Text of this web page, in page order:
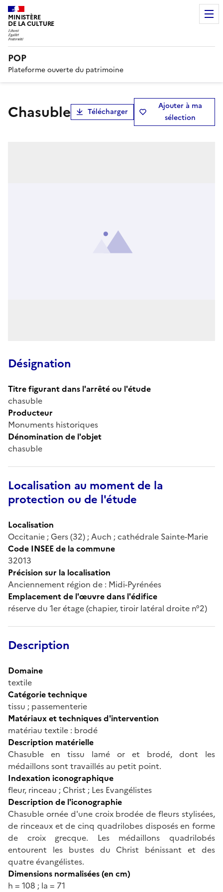
MINISTÈRE
DE LA CULTURE
POP
Plateforme ouverte du patrimoine
chasuble Télécharger
Ajouter à ma
sélection
Désignation
Titre figurant dans l'arrêté ou l'étude
chasuble
Producteur
Monuments historiques
Dénomination de l'objet
chasuble
Localisation au moment de la
protection ou de l'étude
Localisation
Occitanie ; Gers (32) ; Auch ; cathédrale Sainte-Marie
Code INSEE de la commune
32013
Précision sur la localisation
Anciennement région de : Midi-Pyrénées
Emplacement de l'œuvre dans l'édifice
réserve du 1er étage (chapier, tiroir latéral droite n°2)
Description
Domaine
textile
Catégorie technique
tissu ; passementerie
Matériaux et techniques d'intervention
matériau textile : brodé
Description matérielle
Chasuble en tissu lamé or et brodé, dont les
médaillons sont travaillés au petit point.
Indexation iconographique
fleur, rinceau ; Christ ; Les Evangélistes
Description de l'iconographie
Chasuble ornée d'une croix brodée de fleurs stylisées,
de rinceaux et de cinq quadrilobes disposés en forme
de croix grecque. Les médaillons quadrilobés
entourent les bustes du Christ bénissant et des
quatre évangélistes.
Dimensions normalisées (en cm)
h = 108 ; la = 71